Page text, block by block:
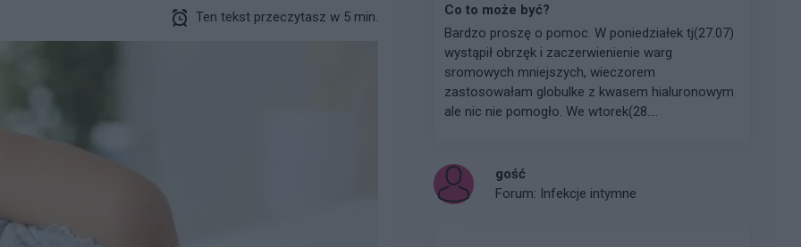
Ten tekst przeczytasz w 5 min.
Co to może być?
Bardzo proszę o pomoc. W poniedziałek tj(27.07)
wystąpił obrzęk i zaczerwienienie warg
sromowych mniejszych, wieczorem
zastosowałam globulke z kwasem hialuronowym
ale nic nie pomogło. We wtorek(28....
gość
Forum: Infekcje intymne